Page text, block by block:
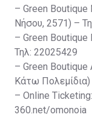
– Green
Νήσου, 2571) –
– Green
Τηλ: 22025429
– Green Boutique
Κάτω
– Online
360.net/omonoia